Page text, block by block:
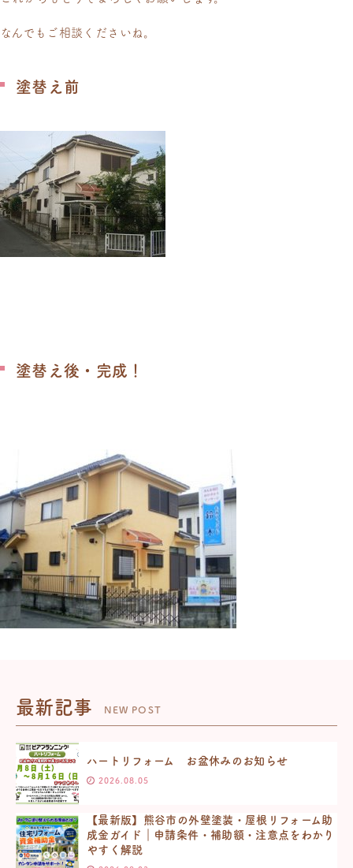
なんでもご相談くださいね。
塗替え前
塗替え後・完成！
最新記事 NEW POST
ハートリフォーム お盆休みのお知らせ
2026.08.05
【最新版】熊谷市の外壁塗装・屋根リフォーム助
成金ガイド｜申請条件・補助額・注意点をわかり
やすく解説